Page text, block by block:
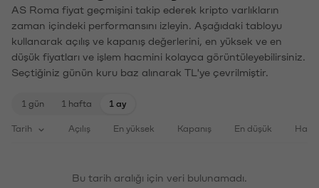
AS Roma fiyat geçmişini takip ederek kripto varlıkların
zaman içindeki performansını izleyin. Aşağıdaki tabloyu
kullanarak açılış ve kapanış değerlerini, en yüksek ve en
düşük fiyatları ve işlem hacmini kolayca görüntüleyebilirsiniz.
Seçtiğiniz günün kuru baz alınarak TL'ye çevrilmiştir.
1 gün 1 hafta 1 ay
Tarih Açılış En yüksek Kapanış En düşük
Bu tarih aralığı için veri bulunamadı.